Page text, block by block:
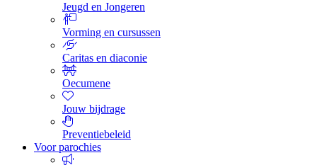
Jeugd en Jongeren
Vorming en cursussen
Caritas en diaconie
Oecumene
Jouw bijdrage
Preventiebeleid
Voor parochies